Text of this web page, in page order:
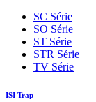
SC Série
SO Série
ST Série
STR Série
TV Série
ISI Trap